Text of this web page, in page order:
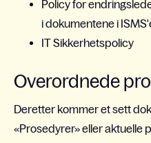
Policy for
i dokumentene i
IT Sikkerhetspolicy
Overordnede
Deretter kommer et sett
«Prosedyrer» eller aktuelle